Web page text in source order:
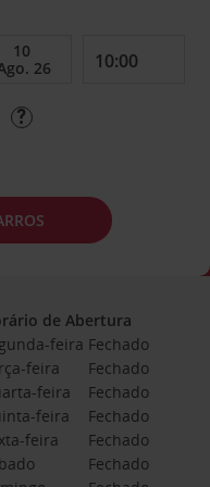
de Abertura
feira Fechado
feira
Fechado
feira
Fechado
feira
Fechado
feira
Fechado
Fechado